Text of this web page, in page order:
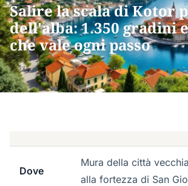
Salire la scala di Kotor
dell'alba: 1.350 gradini
che vale ogni passo
Dove
Mura della città
alla fortezza di San